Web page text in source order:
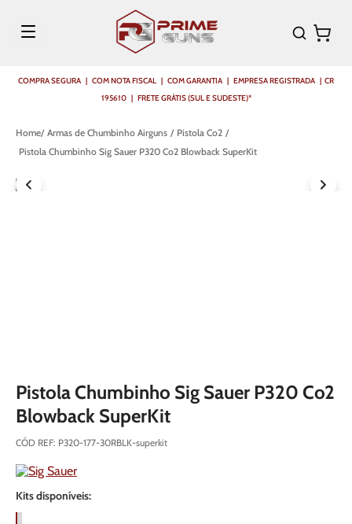
COMPRA SEGURA | COM NOTA FISCAL | COM GARANTIA | EMPRESA REGISTRADA | CR
195610 | FRETE GRÁTIS (SUL E SUDESTE)*
Armas de Chumbinho Airguns
Pistola Co2
Pistola Chumbinho Sig Sauer P320 Co2 Blowback SuperKit
Pistola Chumbinho Sig Sauer P320 Co2
Blowback SuperKit
CÓD REF: P320-177-30RBLK-superkit
Kits disponíveis: